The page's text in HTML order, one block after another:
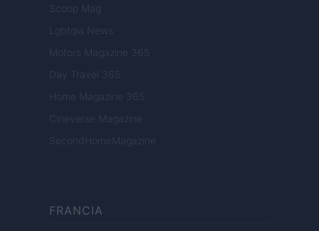
Scoop Mag
Lgbtqia News
Motors Magazine 365
Day Travel 365
Home Magazine 365
Cineverse Magazine
SecondHomeMagazine
FRANCIA